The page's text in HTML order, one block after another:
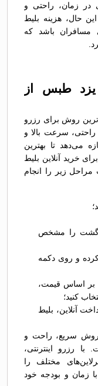
در زمان، راحتی و
حال، هزینه بلیط
مسافران باشد که
یزد طبس از
روش برای رزرو
سرعت بالا و
می‌دهد تا بهترین
خرید آنلاین بلیط
زیر را انجام
را مشخص
و روی دکمه
بر اساس قیمت،
کنید؛
آنلاین، بلیط
روش سریع، راحت و
رزرو اینترنتی،
مختلف را
زمان و بودجه خود